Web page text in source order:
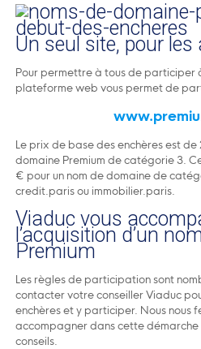
Un seul site, pour
Pour permettre à tous de participer
plateforme web vous permet de
Le prix de base des enchères est
domaine Premium de catégorie 3.
€ pour un nom de domaine de
credit.paris ou immobilier.paris.
Viaduc vous
l’acquisition d’un
Premium
Les règles de participation sont
contacter votre conseiller Viaduc
enchères et y participer. Nous nous
accompagner dans cette démarche
conseils.